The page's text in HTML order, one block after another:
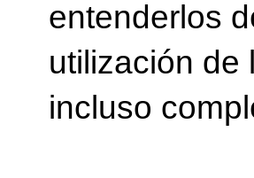
entenderlos
utilización de
incluso